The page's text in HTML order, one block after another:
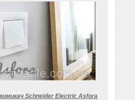
Schneider Electric Asfora